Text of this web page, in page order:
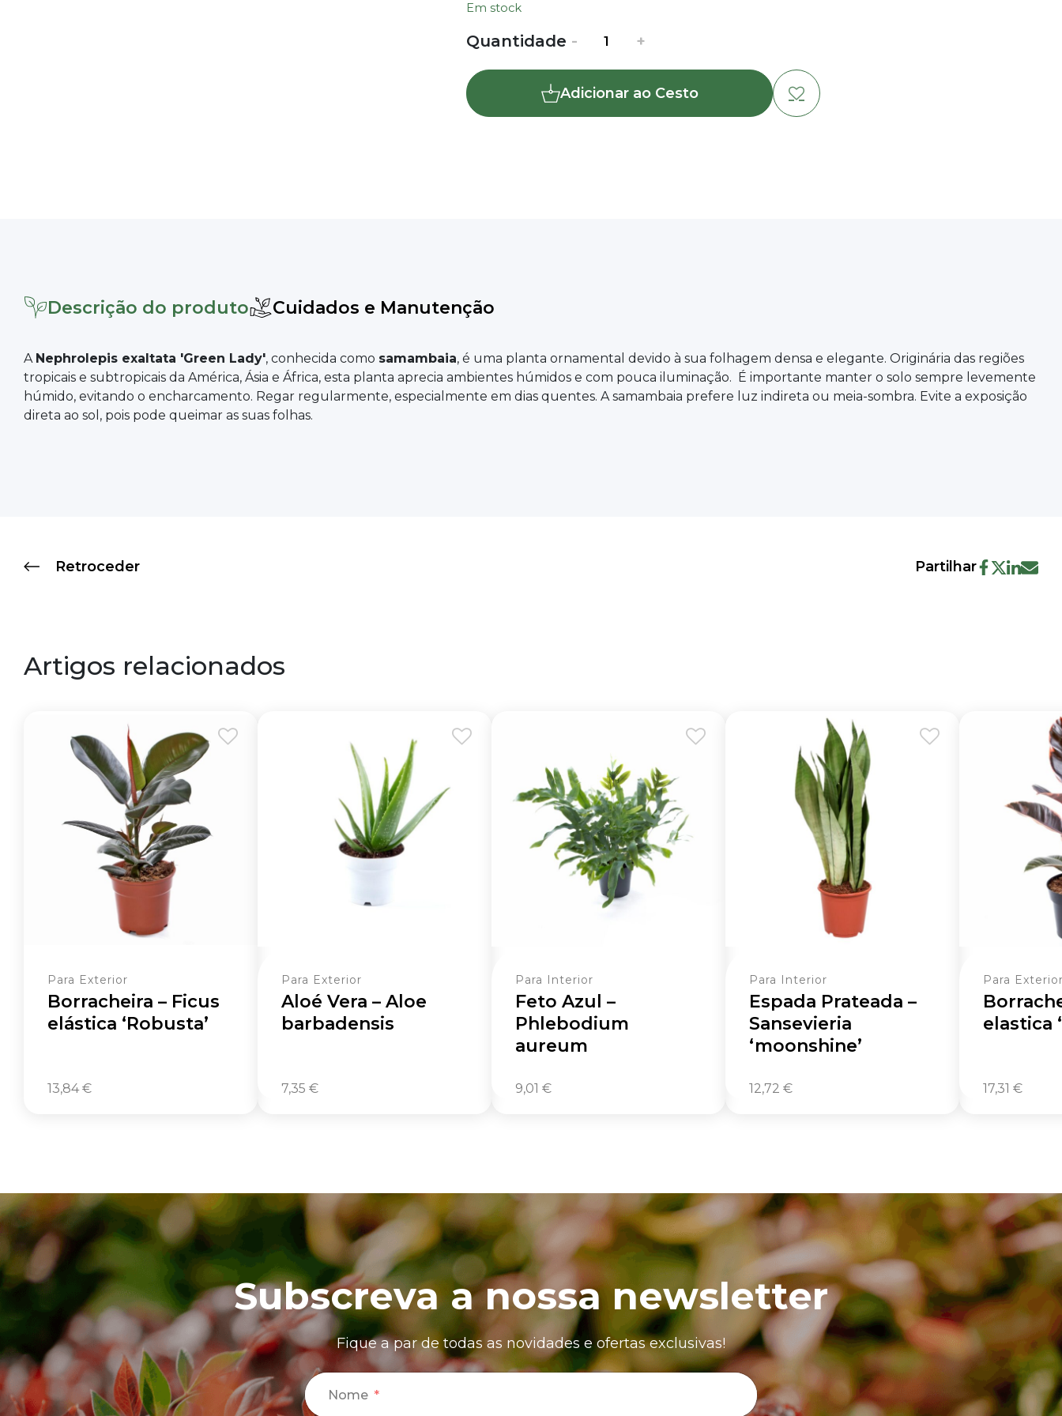
Em stock
Quantidade
Quantidade
Samambaia
-
Nephrolepis
- +
Adicionar ao Cesto
Descrição do produto Cuidados e Manutenção
A Nephrolepis exaltata 'Green Lady', conhecida como samambaia, é uma planta ornamental devido à sua folhagem densa e elegante. Originária das regiões
tropicais e subtropicais da América, Ásia e África, esta planta aprecia ambientes húmidos e com pouca iluminação. É importante manter o solo sempre levemente
húmido, evitando o encharcamento. Regar regularmente, especialmente em dias quentes. A samambaia prefere luz indireta ou meia-sombra. Evite a exposição
direta ao sol, pois pode queimar as suas folhas.
Retroceder Partilhar
Artigos relacionados
Para Exterior
Borracheira – Ficus
elástica ‘Robusta’
13,84€
Para Exterior
Aloé Vera – Aloe
barbadensis
7,35 €
Para Interior
Feto Azul –
Phlebodium
aureum
9,01 €
Para Interior
Espada Prateada –
Sansevieria
‘moonshine’
12,72 €
Para
elastica
17,31 €
Subscreva a nossa newsletter
Fique a par de todas as novidades e ofertas exclusivas!
Nome